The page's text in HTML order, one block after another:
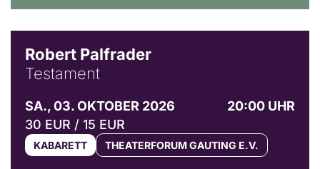
Robert Palfrader
Testament
SA., 03. OKTOBER 2026
20:00 UHR
30 EUR / 15 EUR
KABARETT THEATERFORUM GAUTING E.V.